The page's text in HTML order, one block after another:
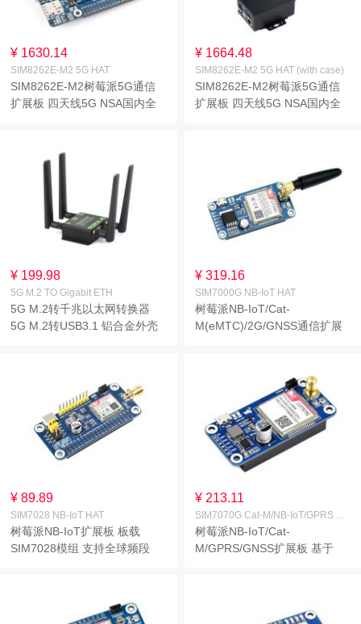
¥ 1630.14
SIM8262E-M2 5G HAT
SIM8262E-M2树莓派5G通信
扩展板 四天线5G NSA国内全
¥ 1664.48
SIM8262E-M2 5G HAT (with case)
SIM8262E-M2树莓派5G通信
扩展板 四天线5G NSA国内全
¥ 199.98
5G M.2 TO Gigabit ETH
5G M.2转千兆以太网转换器
5G M.2转USB3.1 铝合金外壳
¥ 319.16
SIM7000G NB-IoT HAT
树莓派NB-IoT/Cat-
M(eMTC)/2G/GNSS通信扩展
¥ 89.89
SIM7028 NB-IoT HAT
树莓派NB-IoT扩展板 板载
SIM7028模组 支持全球频段
¥ 213.11
树莓派NB-IoT/Cat-
M/GPRS/GNSS扩展板 基于